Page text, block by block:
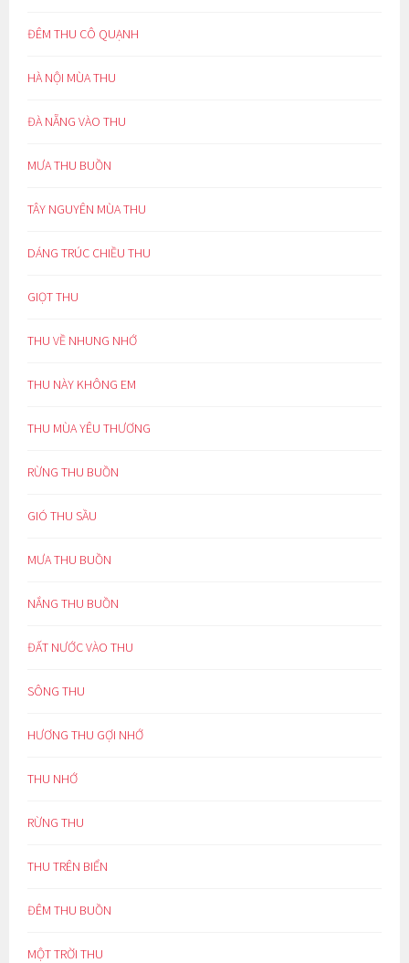
ĐÊM THU CÔ QUẠNH
HÀ NỘI MÙA THU
ĐÀ NẴNG VÀO THU
MƯA THU BUỒN
TÂY NGUYÊN MÙA THU
DÁNG TRÚC CHIỀU THU
GIỌT THU
THU VỀ NHUNG NHỚ
THU NÀY KHÔNG EM
THU MÙA YÊU THƯƠNG
RỪNG THU BUỒN
GIÓ THU SẦU
MƯA THU BUỒN
NẮNG THU BUỒN
ĐẤT NƯỚC VÀO THU
SÔNG THU
HƯƠNG THU GỢI NHỚ
THU NHỚ
RỪNG THU
THU TRÊN BIỂN
ĐÊM THU BUỒN
MỘT TRỜI THU